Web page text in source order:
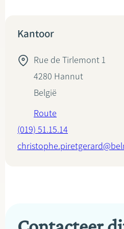
Kantoor
Rue de Tirlemont 1
4280 Hannut
België
Route
(019) 51.15.14